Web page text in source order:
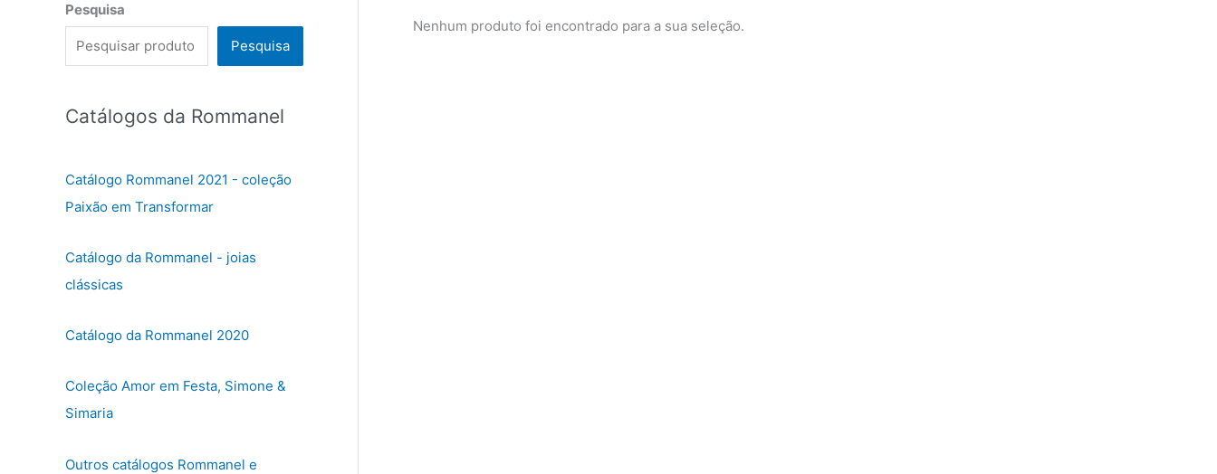
Pesquisa
Pesquisa
Catálogos da Rommanel
Catálogo Rommanel 2021 - coleção
Paixão em Transformar
Catálogo da Rommanel - joias
clássicas
Catálogo da Rommanel 2020
Coleção Amor em Festa, Simone &
Simaria
Outros catálogos Rommanel e
Nenhum produto foi encontrado para a sua seleção.